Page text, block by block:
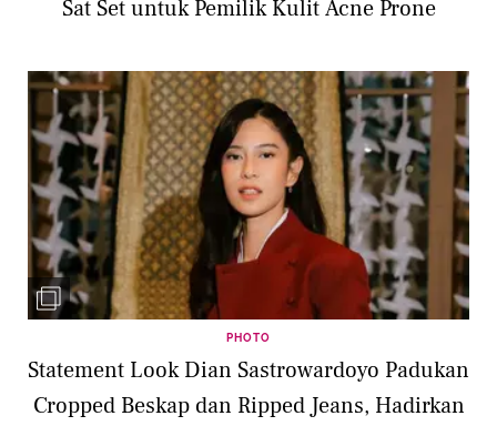
Sat Set untuk Pemilik Kulit Acne Prone
PHOTO
Statement Look Dian Sastrowardoyo Padukan
Cropped Beskap dan Ripped Jeans, Hadirkan